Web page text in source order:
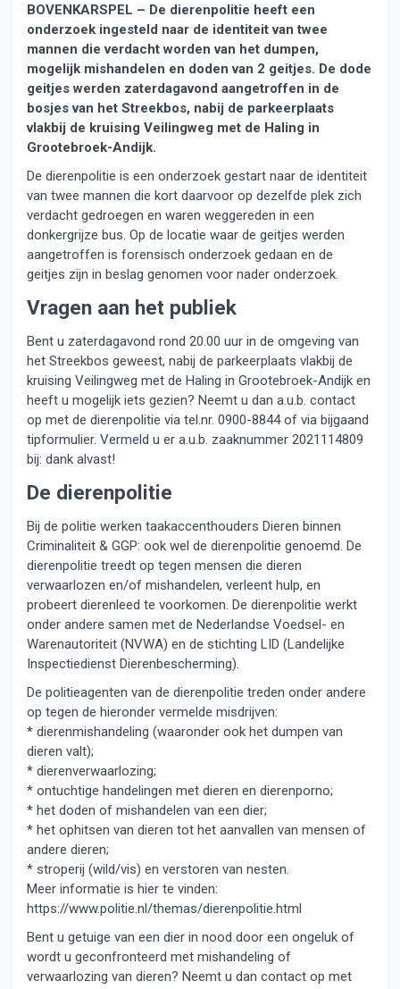
BOVENKARSPEL – De dierenpolitie heeft een
onderzoek ingesteld naar de identiteit van twee
mannen die verdacht worden van het dumpen,
mogelijk mishandelen en doden van 2 geitjes. De dode
geitjes werden zaterdagavond aangetroffen in de
bosjes van het Streekbos, nabij de parkeerplaats
vlakbij de kruising Veilingweg met de Haling in
Grootebroek-Andijk.
De dierenpolitie is een onderzoek gestart naar de identiteit
van twee mannen die kort daarvoor op dezelfde plek zich
verdacht gedroegen en waren weggereden in een
donkergrijze bus. Op de locatie waar de geitjes werden
aangetroffen is forensisch onderzoek gedaan en de
geitjes zijn in beslag genomen voor nader onderzoek.
Vragen aan het publiek
Bent u zaterdagavond rond 20.00 uur in de omgeving van
het Streekbos geweest, nabij de parkeerplaats vlakbij de
kruising Veilingweg met de Haling in Grootebroek-Andijk en
heeft u mogelijk iets gezien? Neemt u dan a.u.b. contact
op met de dierenpolitie via tel.nr. 0900-8844 of via bijgaand
tipformulier. Vermeld u er a.u.b. zaaknummer 2021114809
bij: dank alvast!
De dierenpolitie
Bij de politie werken taakaccenthouders Dieren binnen
Criminaliteit & GGP: ook wel de dierenpolitie genoemd. De
dierenpolitie treedt op tegen mensen die dieren
verwaarlozen en/of mishandelen, verleent hulp, en
probeert dierenleed te voorkomen. De dierenpolitie werkt
onder andere samen met de Nederlandse Voedsel- en
Warenautoriteit (NVWA) en de stichting LID (Landelijke
Inspectiedienst Dierenbescherming).
De politieagenten van de dierenpolitie treden onder andere
op tegen de hieronder vermelde misdrijven:
* dierenmishandeling (waaronder ook het dumpen van
dieren valt);
* dierenverwaarlozing;
* ontuchtige handelingen met dieren en dierenporno;
* het doden of mishandelen van een dier;
* het ophitsen van dieren tot het aanvallen van mensen of
andere dieren;
* stroperij (wild/vis) en verstoren van nesten.
Meer informatie is hier te vinden:
https://www.politie.nl/themas/dierenpolitie.html
Bent u getuige van een dier in nood door een ongeluk of
wordt u geconfronteerd met mishandeling of
verwaarlozing van dieren? Neemt u dan contact op met